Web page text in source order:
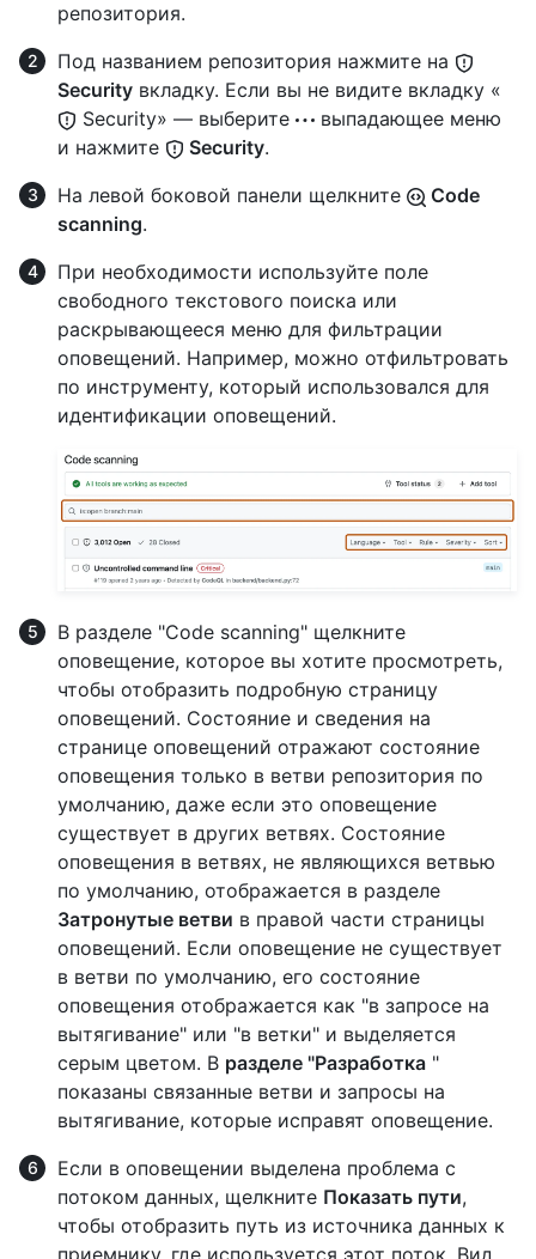
репозитория.
Под названием репозитория нажмите на
Security вкладку. Если вы не видите вкладку «
Security» — выберите
выпадающее меню
и нажмите
Security.
На левой боковой панели щелкните
Code
scanning.
При необходимости используйте поле
свободного текстового поиска или
раскрывающееся меню для фильтрации
оповещений. Например, можно отфильтровать
по инструменту, который использовался для
идентификации оповещений.
В разделе "Code scanning" щелкните
оповещение, которое вы хотите просмотреть,
чтобы отобразить подробную страницу
оповещений. Состояние и сведения на
странице оповещений отражают состояние
оповещения только в ветви репозитория по
умолчанию, даже если это оповещение
существует в других ветвях. Состояние
оповещения в ветвях, не являющихся ветвью
по умолчанию, отображается в разделе
Затронутые ветви в правой части страницы
оповещений. Если оповещение не существует
в ветви по умолчанию, его состояние
оповещения отображается как "в запросе на
вытягивание" или "в ветки" и выделяется
серым цветом. В разделе "Разработка "
показаны связанные ветви и запросы на
вытягивание, которые исправят оповещение.
Если в оповещении выделена проблема с
потоком данных, щелкните Показать пути,
чтобы отобразить путь из источника данных к
приемнику, где используется этот поток. Вид